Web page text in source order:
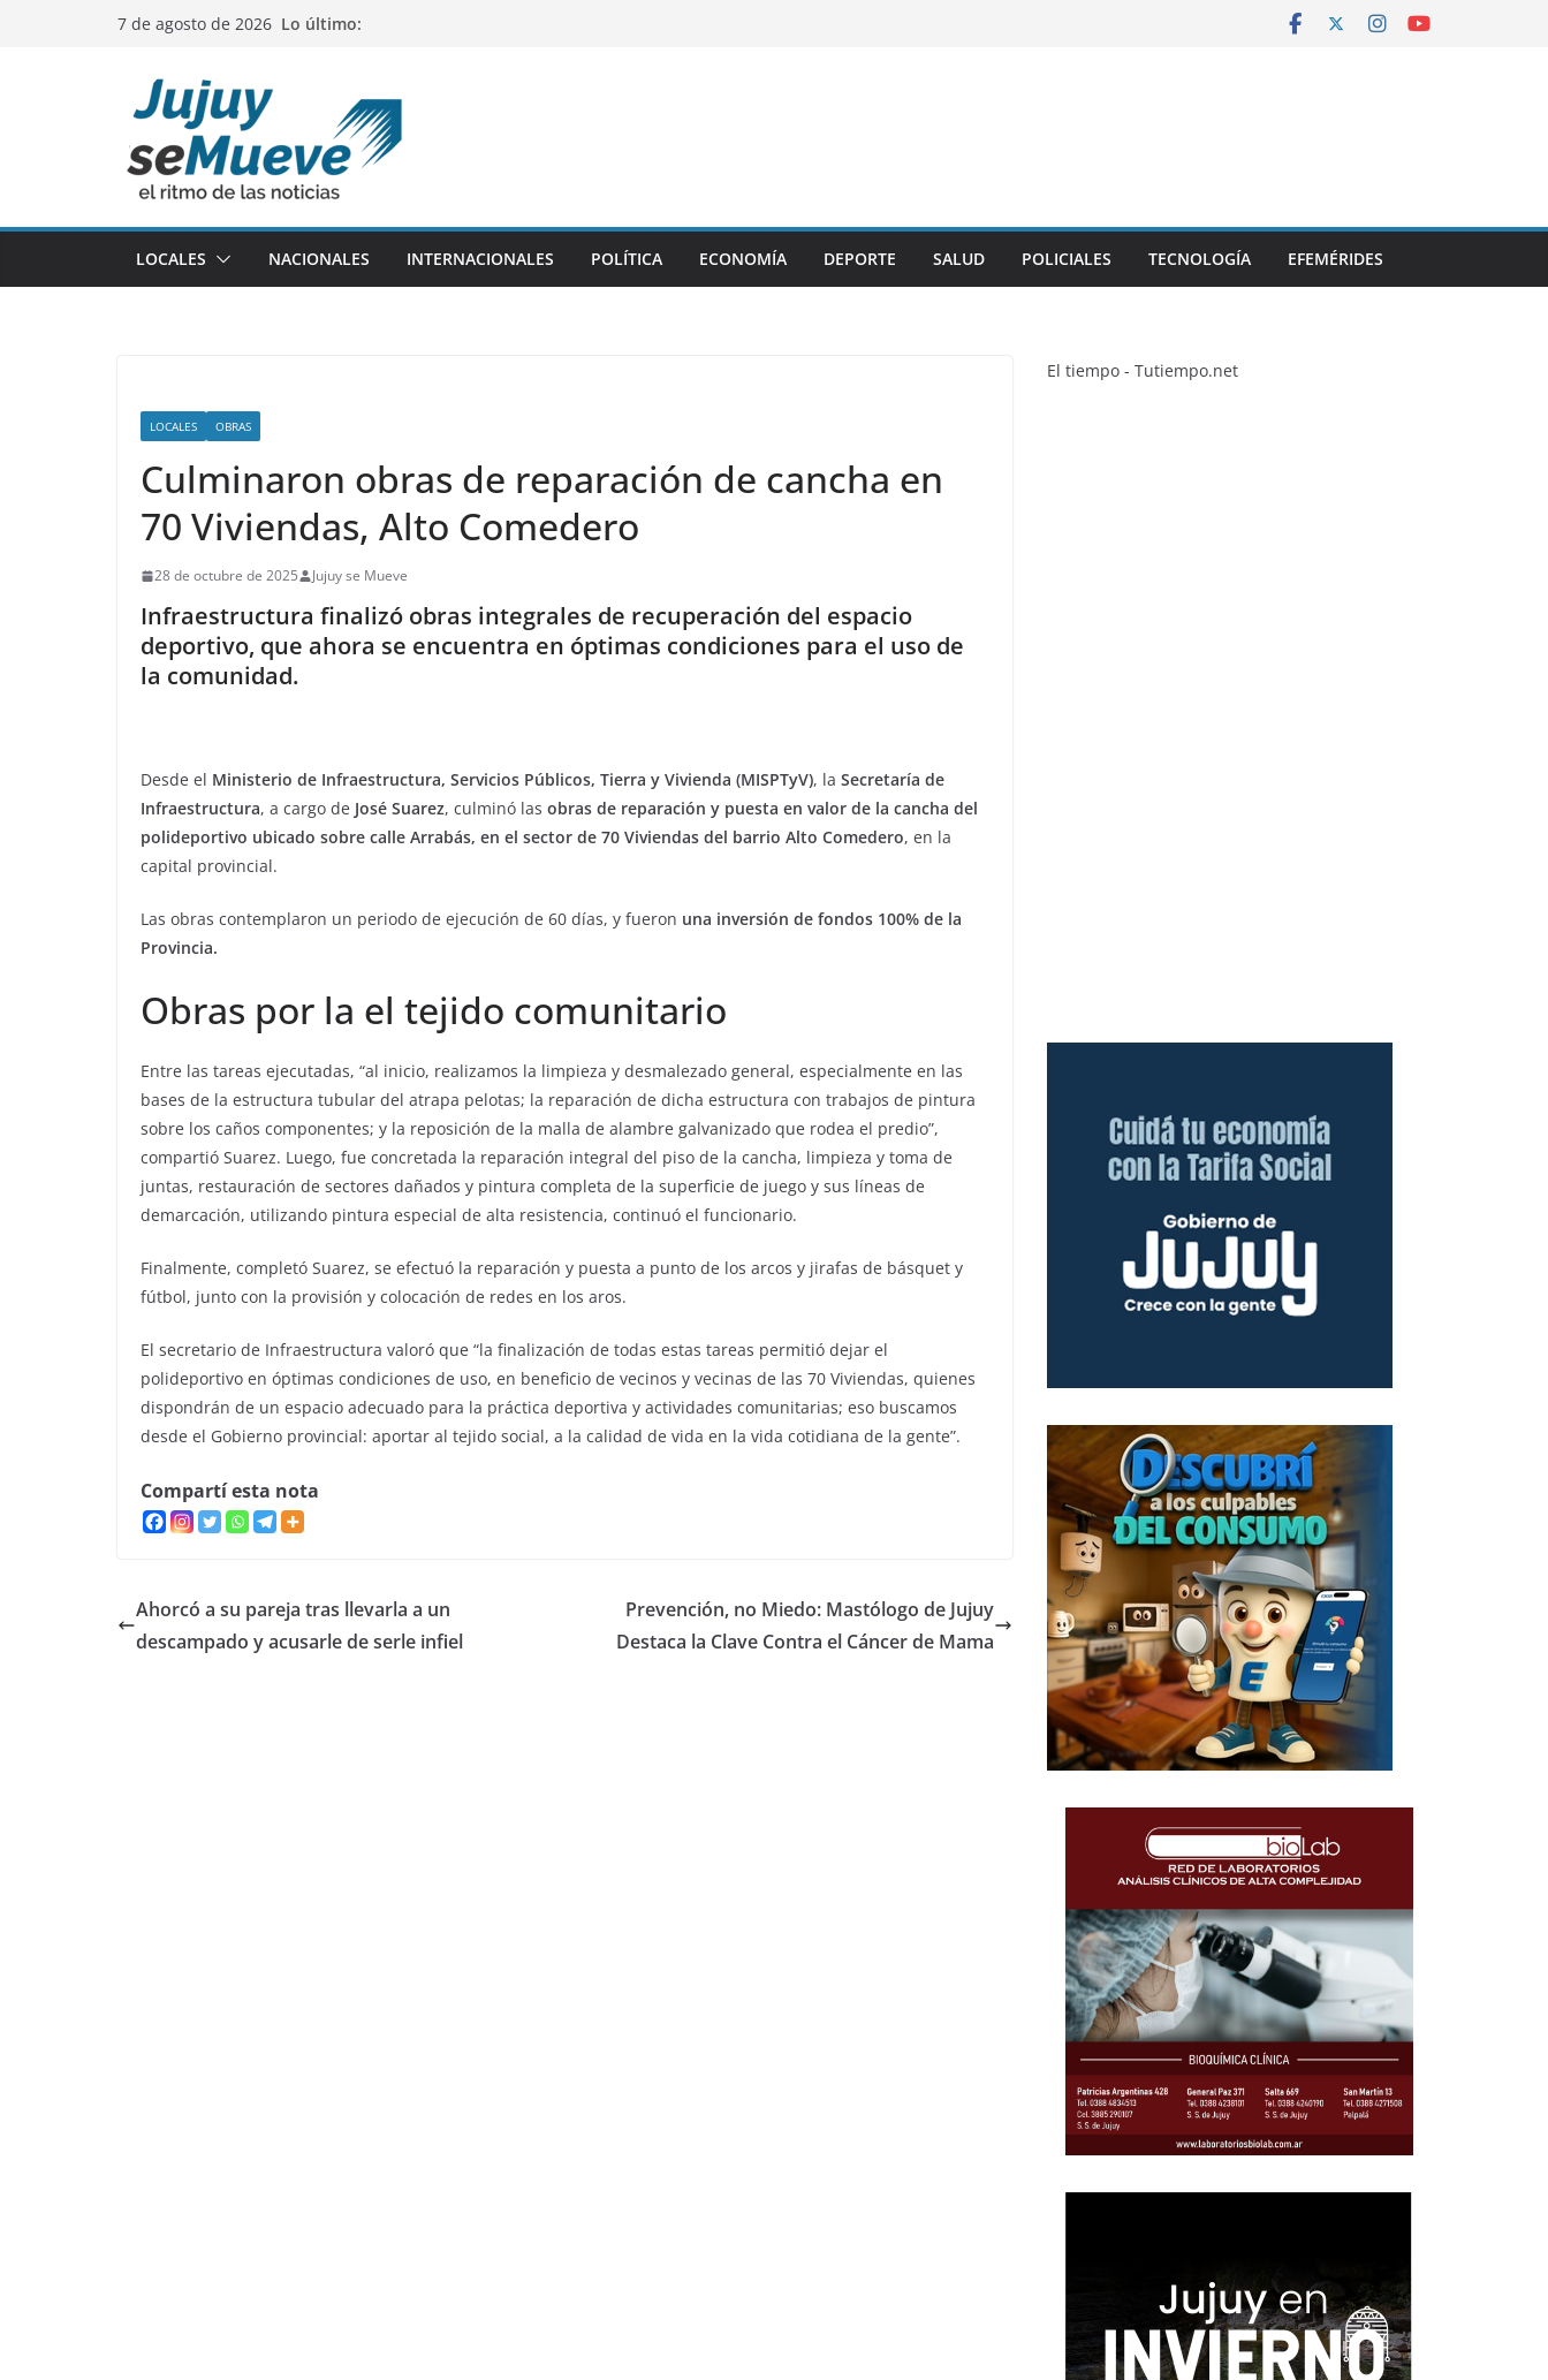
7 de agosto de 2026 Lo último:
LOCALES NACIONALES INTERNACIONALES POLÍTICA ECONOMÍA DEPORTE SALUD POLICIALES TECNOLOGÍA EFEMÉRIDES
LOCALES OBRAS
Culminaron obras de reparación de cancha en
70 Viviendas, Alto Comedero
28 de octubre de 2025 Jujuy se Mueve
Infraestructura finalizó obras integrales de recuperación del espacio
deportivo, que ahora se encuentra en óptimas condiciones para el uso de
la comunidad.
Desde el Ministerio de Infraestructura, Servicios Públicos, Tierra y Vivienda (MISPTyV), la Secretaría de
Infraestructura, a cargo de José Suarez, culminó las obras de reparación y puesta en valor de la cancha del
polideportivo ubicado sobre calle Arrabás, en el sector de 70 Viviendas del barrio Alto Comedero, en la
capital provincial.
Las obras contemplaron un periodo de ejecución de 60 días, y fueron una inversión de fondos 100% de la
Provincia.
Obras por la el tejido comunitario
Entre las tareas ejecutadas, “al inicio, realizamos la limpieza y desmalezado general, especialmente en las
bases de la estructura tubular del atrapa pelotas; la reparación de dicha estructura con trabajos de pintura
sobre los caños componentes; y la reposición de la malla de alambre galvanizado que rodea el predio”,
compartió Suarez. Luego, fue concretada la reparación integral del piso de la cancha, limpieza y toma de
juntas, restauración de sectores dañados y pintura completa de la superficie de juego y sus líneas de
demarcación, utilizando pintura especial de alta resistencia, continuó el funcionario.
Finalmente, completó Suarez, se efectuó la reparación y puesta a punto de los arcos y jirafas de básquet y
fútbol, junto con la provisión y colocación de redes en los aros.
El secretario de Infraestructura valoró que “la finalización de todas estas tareas permitió dejar el
polideportivo en óptimas condiciones de uso, en beneficio de vecinos y vecinas de las 70 Viviendas, quienes
dispondrán de un espacio adecuado para la práctica deportiva y actividades comunitarias; eso buscamos
desde el Gobierno provincial: aportar al tejido social, a la calidad de vida en la vida cotidiana de la gente”.
Compartí esta nota
Ahorcó a su pareja tras llevarla a un
descampado y acusarle de serle infiel
Prevención, no Miedo: Mastólogo de Jujuy
Destaca la Clave Contra el Cáncer de Mama
El tiempo - Tutiempo.net